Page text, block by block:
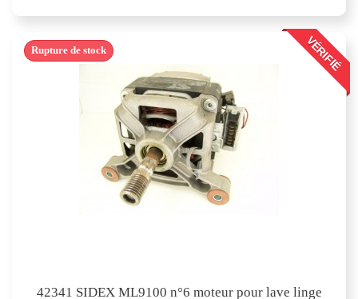
VÉRIFIÉ
42341 SIDEX ML9100 n°6 moteur pour lave linge
Rupture de stock